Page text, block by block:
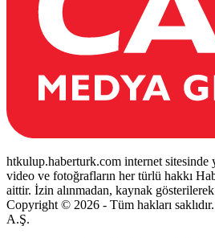
htkulup.haberturk.com internet sitesinde
video ve fotoğrafların her türlü hakkı
aittir. İzin alınmadan, kaynak
Copyright © 2026 - Tüm hakları
A.Ş.